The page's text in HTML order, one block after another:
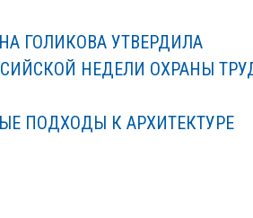
ГОЛИКОВА УТВЕРДИЛА
НЕДЕЛИ ОХРАНЫ
ПОДХОДЫ К АРХИТЕКТУРЕ